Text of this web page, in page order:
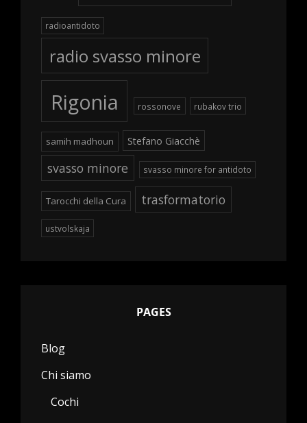
radioantidoto
radio svasso minore
Rigonia rossonove rubakov trio
samih madhoun Stefano Giacchè
svasso minore svasso minore for antidoto
Tarocchi della Cura trasformatorio
ustvolskaja
PAGES
Blog
Chi siamo
Cochi